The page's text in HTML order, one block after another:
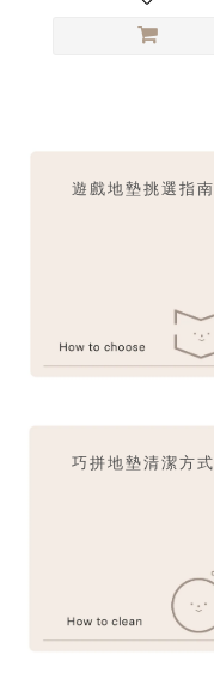
遊戲地墊挑選指南
巧拼地墊清潔方式